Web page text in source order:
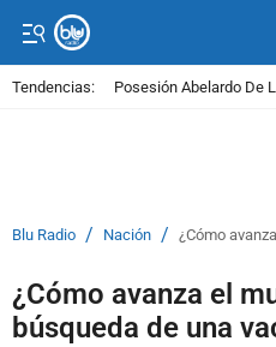
Tendencias: Posesión Abelardo De
Blu Radio / Nación / ¿Cómo
¿Cómo avanza el
búsqueda de una